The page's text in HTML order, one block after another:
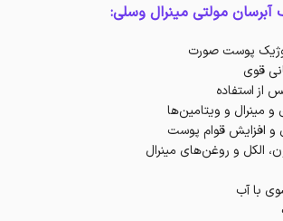
مولتی مینرال وسلی:
پوست صورت
قوی
و مینرال و ویتامین‌ها
و افزایش قوام پوست
الکل و روغن‌های مینرال
با آب